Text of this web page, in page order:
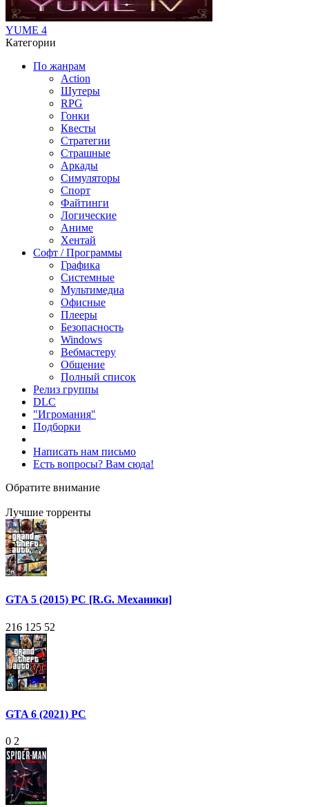
YUME 4
Категории
По жанрам
Action
Шутеры
RPG
Гонки
Квесты
Стратегии
Страшные
Аркады
Симуляторы
Спорт
Файтинги
Логические
Аниме
Хентай
Софт / Программы
Графика
Системные
Мультимедиа
Офисные
Плееры
Безопасность
Windows
Вебмастеру
Общение
Полный список
Релиз группы
DLC
"Игромания"
Подборки
Написать нам письмо
Есть вопросы? Вам сюда!
Обратите внимание
Лучшие торренты
GTA 5 (2015) PC [R.G. Механики]
216 125 52
GTA 6 (2021) PC
0 2